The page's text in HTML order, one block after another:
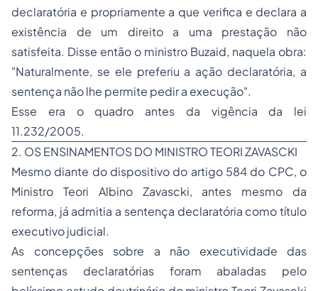
declaratória e propriamente a que verifica e declara a
existência de um direito a uma prestação não
satisfeita. Disse então o ministro Buzaid, naquela obra:
"Naturalmente, se ele preferiu a ação declaratória, a
sentença não lhe permite pedir a execução".
Esse era o quadro antes da vigência da lei
11.232/2005.
2. OS ENSINAMENTOS DO MINISTRO TEORI ZAVASCKI
Mesmo diante do dispositivo do artigo 584 do CPC, o
Ministro Teori Albino Zavascki, antes mesmo da
reforma, já admitia a sentença declaratória como título
executivo judicial.
As concepções sobre a não executividade das
sentenças declaratórias foram abaladas pelo